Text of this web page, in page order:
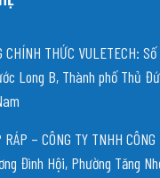
CHÍNH THỨC VULETECH:
Long B, Thành phố Thủ
RÁP – CÔNG TY TNHH
Đình Hội, Phường Tăng